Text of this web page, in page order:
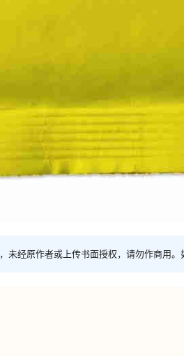
经原作者或上传书面授权，请勿作商用。